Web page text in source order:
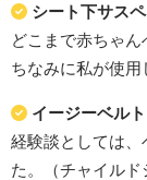
シート下サス
どこまで赤ちゃ
ちなみに私が使用
イージーベル
経験談としては、
た。（チャイル